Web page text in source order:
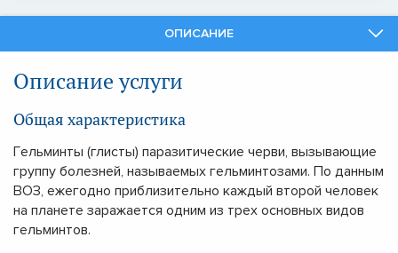
ОПИСАНИЕ
Описание услуги
Общая характеристика
Гельминты (глисты) паразитические черви, вызывающие
группу болезней, называемых гельминтозами. По данным
ВОЗ, ежегодно приблизительно каждый второй человек
на планете заражается одним из трех основных видов
гельминтов.